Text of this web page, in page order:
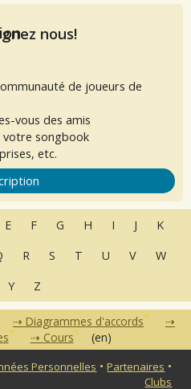
nous!
de joueurs de
vous des amis
votre songbook
etc.
E F G H I J
K
R S T U V
W
Y Z
Diagrammes d'accords
Cours (en)
Personnelles •Partenaires •
Clubs